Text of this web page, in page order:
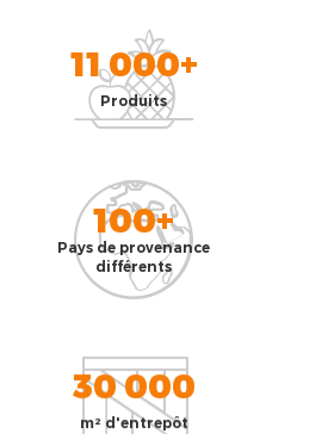
11 000+
Produits
100+
Pays de provenance
différents
30 000
m² d'entrepôt